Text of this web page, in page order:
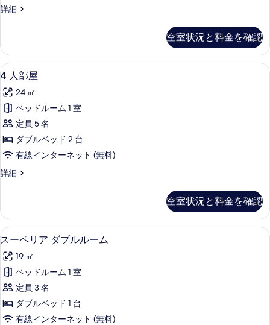
写
表
示
す
る
プ
ル
ー
ム
の
す
べ
て
の
写
表
示
す
る
詳細
ビ
ト
リ
プ
ル
ー
ム
の
詳
細
空室状況と料金を確認
4
人
部
屋
の
す
べ
て
写
真
を
表
示
す
る
4 人部屋 | 羽毛の掛け布団、デスク
7
4 人部屋
24 ㎡
ベッドルーム 1 室
定員 5 名
ダブルベッド 2 台
有線インターネット (無料)
詳細
4
の
詳
細
空室状況と料金を確認
ス
ー
ペ
リ
ア
ダ
スーペリア ダブルルーム | 羽毛の掛
7
スーペリア ダブルルーム
19 ㎡
ベッドルーム 1 室
定員 3 名
ダブルベッド 1 台
有線インターネット (無料)